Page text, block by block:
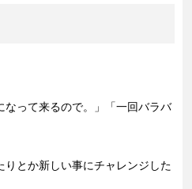
って来るので。」「一回バラバ
とか新しい事にチャレンジした